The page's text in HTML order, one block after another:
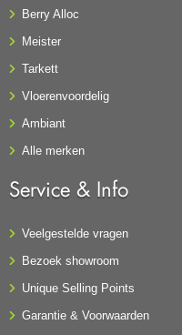
Berry Alloc
Meister
Tarkett
Vloerenvoordelig
Ambiant
Alle merken
Service & Info
Veelgestelde vragen
Bezoek showroom
Unique Selling Points
Garantie & Voorwaarden